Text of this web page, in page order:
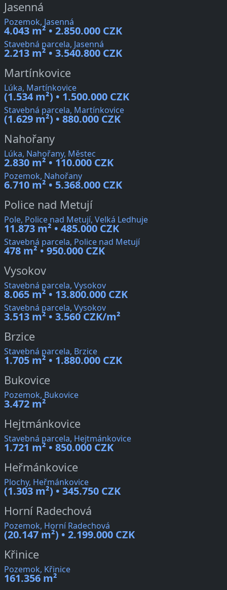
Jasenná
Pozemok, Jasenná
4.043 m² • 2.850.000 CZK
Stavebná parcela, Jasenná
2.213 m² • 3.540.800 CZK
Martínkovice
Lúka, Martínkovice
(1.534 m²) • 1.500.000 CZK
Stavebná parcela, Martínkovice
(1.629 m²) • 880.000 CZK
Nahořany
Lúka, Nahořany, Městec
2.830 m² • 110.000 CZK
Pozemok, Nahořany
6.710 m² • 5.368.000 CZK
Police nad Metují
Pole, Police nad Metují, Velká Ledhuje
11.873 m² • 485.000 CZK
Stavebná parcela, Police nad Metují
478 m² • 950.000 CZK
Vysokov
Stavebná parcela, Vysokov
8.065 m² • 13.800.000 CZK
Stavebná parcela, Vysokov
3.513 m² • 3.560 CZK/m²
Brzice
Stavebná parcela, Brzice
1.705 m² • 1.880.000 CZK
Bukovice
Pozemok, Bukovice
3.472 m²
Hejtmánkovice
Stavebná parcela, Hejtmánkovice
1.721 m² • 850.000 CZK
Heřmánkovice
Plochy, Heřmánkovice
(1.303 m²) • 345.750 CZK
Horní Radechová
Pozemok, Horní Radechová
(20.147 m²) • 2.199.000 CZK
Křinice
Pozemok, Křinice
161.356 m²